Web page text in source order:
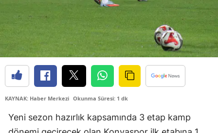
Burdur
Bursa
Çanakkale
Çankırı
Denizli
KAYNAK: Haber Merkezi Okunma Süresi: 1 dk
Yeni sezon hazırlık kapsamında 3 etap kamp